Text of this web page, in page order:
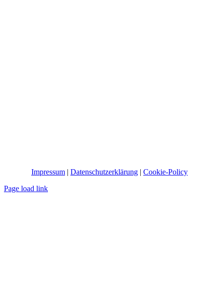
Impressum | Datenschutzerklärung | Cookie-Policy
Page load link